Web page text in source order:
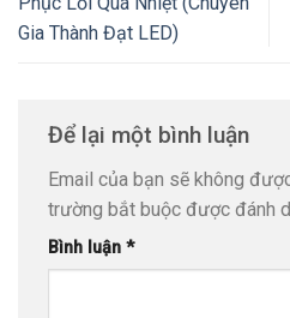
Gia Thành Đạt LED)
Để lại một bình luận
Email của bạn sẽ không
trường bắt buộc được đánh
Bình luận *